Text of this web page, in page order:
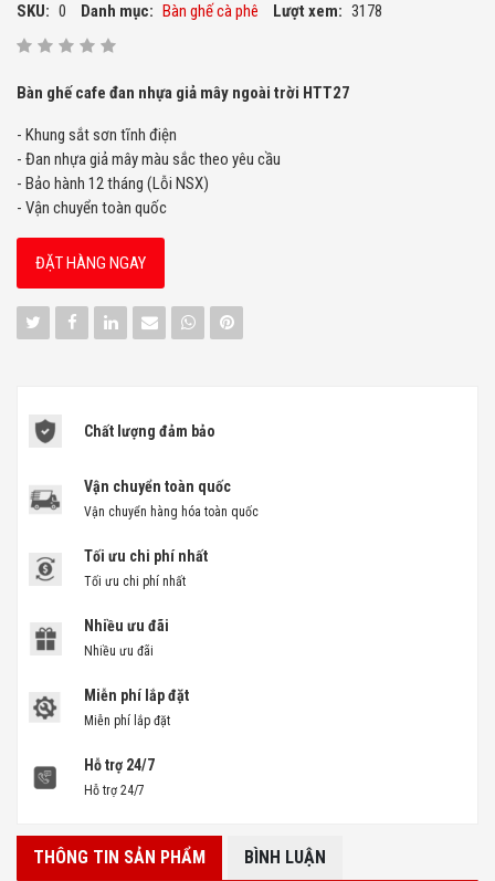
SKU: 0 Danh mục: Bàn ghế cà phê Lượt xem: 3178
Bàn ghế cafe đan nhựa giả mây ngoài trời HTT27
- Khung sắt sơn tĩnh điện
- Đan nhựa giả mây màu sắc theo yêu cầu
- Bảo hành 12 tháng (Lỗi NSX)
- Vận chuyển toàn quốc
ĐẶT HÀNG NGAY
Chất lượng đảm bảo
Vận chuyển toàn quốc
Vận chuyển hàng hóa toàn quốc
Tối ưu chi phí nhất
Tối ưu chi phí nhất
Nhiều ưu đãi
Nhiều ưu đãi
Miễn phí lắp đặt
Miễn phí lắp đặt
Hỗ trợ 24/7
Hỗ trợ 24/7
THÔNG TIN SẢN PHẨM BÌNH LUẬN